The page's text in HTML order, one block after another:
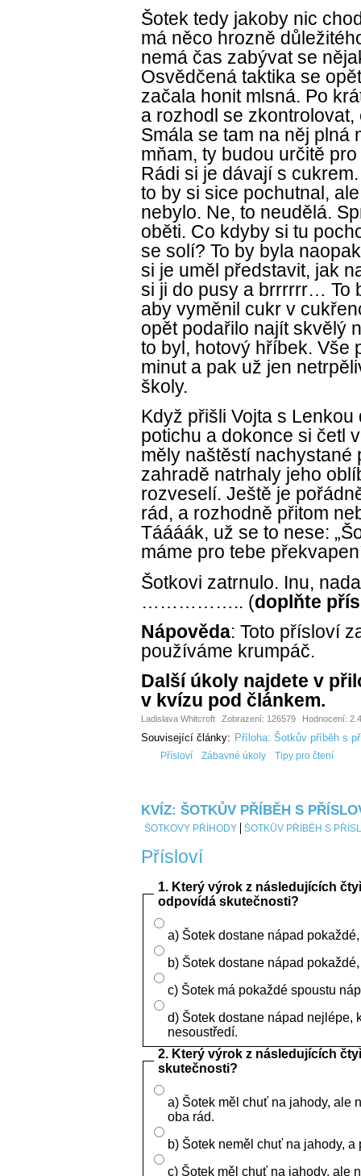
Šotek tedy jakoby nic
má něco hrozně
nemá čas zabývat se
Osvědčená taktika se
začala honit mlsná. Po
a rozhodl se
Smála se tam na něj plná
mňam, ty budou určitě
Rádi si je dávají s
to by si sice pochutnal,
nebylo. Ne, to neudělá.
oběti. Co kdyby si tu
se solí? To by byla
si je uměl představit, jak
si ji do pusy a brrrrrr… To
aby vyměnil cukr v
opět podařilo najít skvělý
to byl, hotový hříbek. Vše
minut a pak už jen
školy.
Když přišli Vojta s
potichu a dokonce si četl
měly naštěstí nachystané
zahradě natrhaly jeho
rozveselí. Ještě je
rád, a rozhodně přitom
Táááák, už se to nese:
máme pro tebe
Šotkovi zatrnulo. Inu,
…………….. (doplňte
Nápověda: Toto přísloví
používáme krumpáč.
Další úkoly najdete v
v kvízu pod článkem.
Ladislava Whitcroft Zobrazení: 126579 Hodnocení:
Související články: Příloha: Šotkův příběh s
Přísloví Zábavné úkoly Tipy pro čtení
KVÍZ: ŠOTKŮV PŘÍBĚH S
ŠOTKOVY PŘÍHODY ŠOTKŮV PŘÍBĚH S
Přísloví
1. Který výrok z následujících
odpovídá skutečnosti?
a) Šotek dostane nápad
b) Šotek dostane nápad
c) Šotek má pokaždé spoustu
d) Šotek dostane nápad nejlépe,
nesoustředí.
2. Který výrok z následujících
skutečnosti?
a) Šotek měl chuť na jahody, ale
oba rád.
b) Šotek neměl chuť na jahody, a
c) Šotek měl chuť na jahody, ale